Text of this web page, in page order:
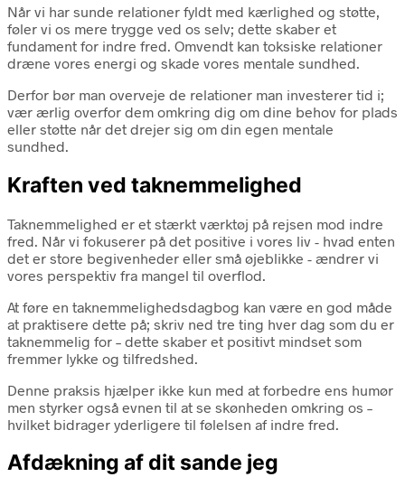
Når vi har sunde relationer fyldt med kærlighed og støtte,
føler vi os mere trygge ved os selv; dette skaber et
fundament for indre fred. Omvendt kan toksiske relationer
dræne vores energi og skade vores mentale sundhed.
Derfor bør man overveje de relationer man investerer tid i;
vær ærlig overfor dem omkring dig om dine behov for plads
eller støtte når det drejer sig om din egen mentale
sundhed.
Kraften ved taknemmelighed
Taknemmelighed er et stærkt værktøj på rejsen mod indre
fred. Når vi fokuserer på det positive i vores liv - hvad enten
det er store begivenheder eller små øjeblikke - ændrer vi
vores perspektiv fra mangel til overflod.
At føre en taknemmelighedsdagbog kan være en god måde
at praktisere dette på; skriv ned tre ting hver dag som du er
taknemmelig for – dette skaber et positivt mindset som
fremmer lykke og tilfredshed.
Denne praksis hjælper ikke kun med at forbedre ens humør
men styrker også evnen til at se skønheden omkring os –
hvilket bidrager yderligere til følelsen af indre fred.
Afdækning af dit sande jeg